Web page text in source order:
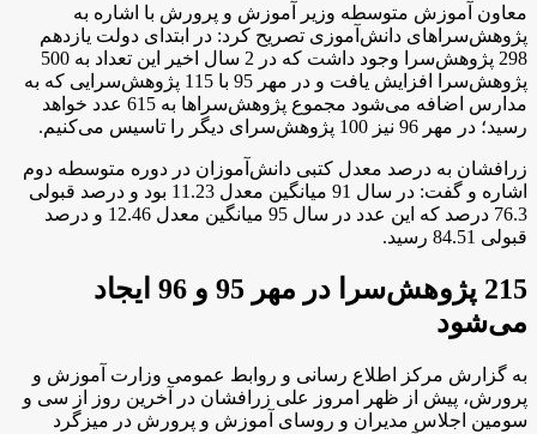
معاون آموزش متوسطه وزیر آموزش و پرورش با اشاره به
پژوهش‌سراهای دانش‌آموزی تصریح کرد: در ابتدای دولت یازدهم
298 پژوهش‌سرا وجود داشت که در 2 سال اخیر این تعداد به 500
پژوهش‌سرا افزایش یافت و در مهر 95 با 115 پژوهش‌سرایی که به
مدارس اضافه می‌شود مجموع پژوهش‌سراها به 615 عدد خواهد
رسید؛ در مهر 96 نیز 100 پژوهش‌سرای دیگر را تاسیس می‌کنیم
.
زرافشان به درصد معدل کتبی دانش‌آموزان در دوره متوسطه دوم
اشاره و گفت: در سال 91 میانگین معدل 11.23 بود و درصد قبولی
76.3 درصد که این عدد در سال 95 میانگین معدل 12.46 و درصد
قبولی 84.51 رسید.
215 پژوهش‌سرا در مهر 95 و 96 ایجاد
می‌شود
به گزارش مرکز اطلاع رسانی و روابط عمومی وزارت آموزش و
پرورش، پیش از ظهر امروز علی زرافشان در آخرین روز از سی و
سومین اجلاس مدیران و روسای آموزش و پرورش در میزگرد